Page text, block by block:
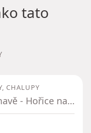
tato
CHALUPY
Hořice na Šumavě - Hořice na Šumavě, Jihočeský kraj